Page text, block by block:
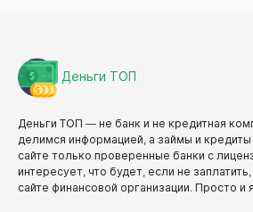
Деньги ТОП
Деньги ТОП — не банк и не кредитная
делимся информацией, а займы и
сайте только проверенные банки с
интересует, что будет, если не
сайте финансовой организации. Просто и